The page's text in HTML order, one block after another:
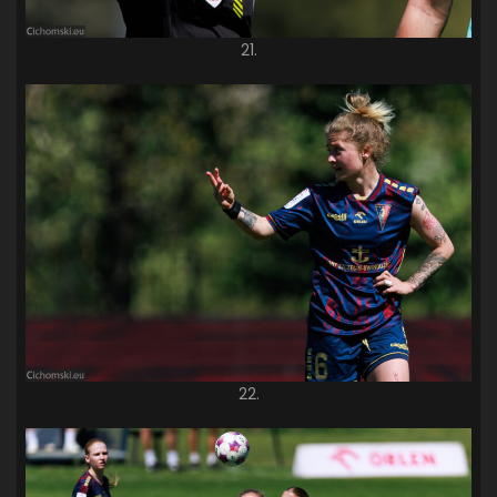
21.
22.